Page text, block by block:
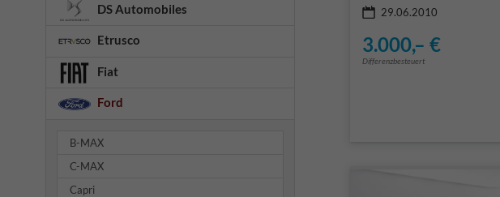
29.06.2010
3.000,– €
Differenzbesteuert
DS Automobiles
Etrusco
Fiat
Ford
B-MAX
C-MAX
Capri